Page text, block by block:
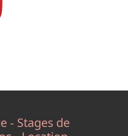
- Stages de